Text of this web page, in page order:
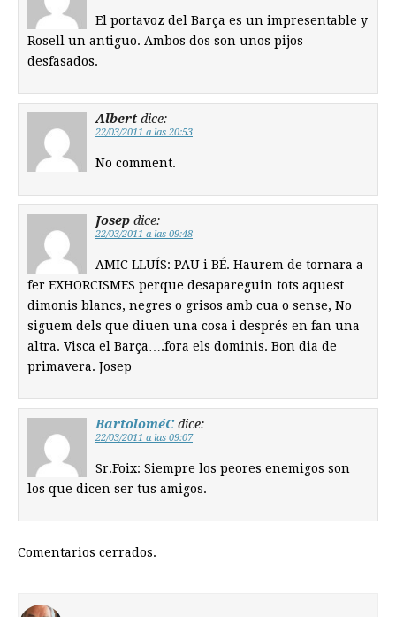
El portavoz del Barça es un impresentable y
Rosell un antiguo. Ambos dos son unos pijos
desfasados.
Albert dice:
22/03/2011 a las 20:53
No comment.
Josep dice:
22/03/2011 a las 09:48
AMIC LLUÍS: PAU i BÉ. Haurem de tornara a
fer EXHORCISMES perque desapareguin tots aquest
dimonis blancs, negres o grisos amb cua o sense, No
siguem dels que diuen una cosa i després en fan una
altra. Visca el Barça….fora els dominis. Bon dia de
primavera. Josep
BartoloméC dice:
22/03/2011 a las 09:07
Sr.Foix: Siempre los peores enemigos son
los que dicen ser tus amigos.
Comentarios cerrados.